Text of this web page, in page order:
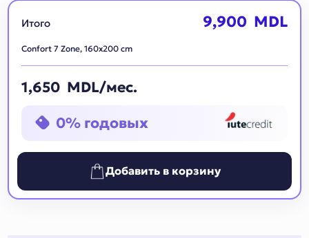
Итого 9,900 MDL
Confort 7 Zone, 160x200 cm
1,650 MDL/мес.
0% годовых
Добавить в корзину